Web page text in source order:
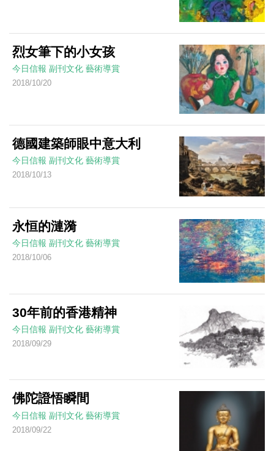
烈女筆下的小女孩
今日信報 副刊文化 藝術導賞
2018/10/20
德國建築師眼中意大利
今日信報 副刊文化 藝術導賞
2018/10/13
永恒的漣漪
今日信報 副刊文化 藝術導賞
2018/10/06
30年前的香港精神
今日信報 副刊文化 藝術導賞
2018/09/29
佛陀證悟瞬間
今日信報 副刊文化 藝術導賞
2018/09/22